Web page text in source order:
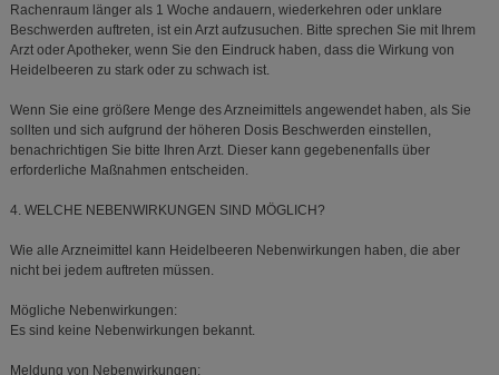
Rachenraum länger als 1 Woche andauern, wiederkehren oder unklare
Beschwerden auftreten, ist ein Arzt aufzusuchen. Bitte sprechen Sie mit Ihrem
Arzt oder Apotheker, wenn Sie den Eindruck haben, dass die Wirkung von
Heidelbeeren zu stark oder zu schwach ist.
Wenn Sie eine größere Menge des Arzneimittels angewendet haben, als Sie
sollten und sich aufgrund der höheren Dosis Beschwerden einstellen,
benachrichtigen Sie bitte Ihren Arzt. Dieser kann gegebenenfalls über
erforderliche Maßnahmen entscheiden.
4. WELCHE NEBENWIRKUNGEN SIND MÖGLICH?
Wie alle Arzneimittel kann Heidelbeeren Nebenwirkungen haben, die aber
nicht bei jedem auftreten müssen.
Mögliche Nebenwirkungen:
Es sind keine Nebenwirkungen bekannt.
Meldung von Nebenwirkungen: